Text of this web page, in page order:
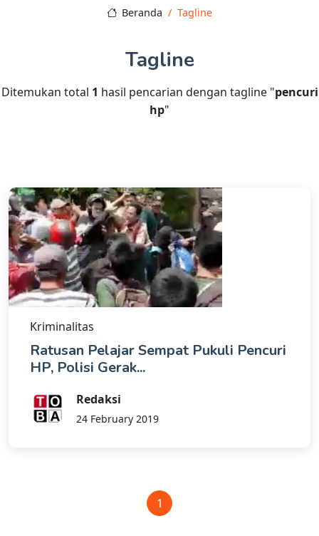
Beranda Tagline
Tagline
Ditemukan total 1 hasil pencarian dengan tagline "pencuri
hp"
Kriminalitas
Ratusan Pelajar Sempat Pukuli Pencuri
HP, Polisi Gerak...
Redaksi
24 February 2019
1